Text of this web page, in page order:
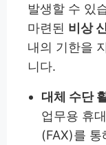
발생할 수 있
마련된 비상
내의 기한을
니다.
대체 수단
업무용 휴
(FAX)를